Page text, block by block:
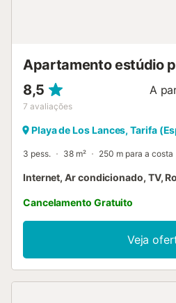
Apartamento estúdio
8,5
7 avaliações
A
Playa de Los Lances, Tarifa
3 pess. 38 m² 250 m para a costa
Internet, Ar condicionado, TV,
Cancelamento Gratuito
Veja